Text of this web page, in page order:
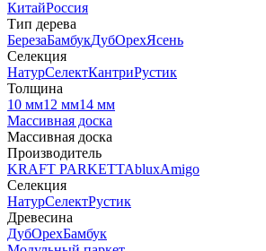
КитайРоссия
Тип дерева
БерезаБамбукДубОрехЯсень
Селекция
НатурСелектКантриРустик
Толщина
10 мм12 мм14 мм
Массивная доска
Массивная доска
Производитель
KRAFT PARKETTAbluxAmigo
Селекция
НатурСелектРустик
Древесина
ДубОрехБамбук